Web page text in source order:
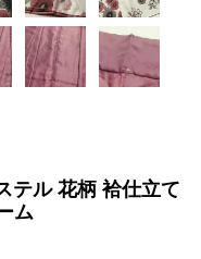
テル 花柄 袷仕立て
ム